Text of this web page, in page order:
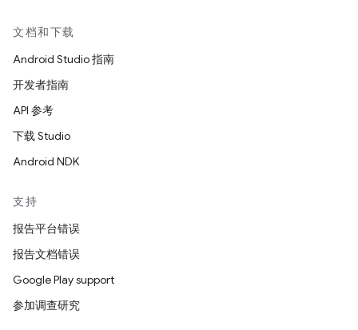
文档和下载
Android Studio 指南
开发者指南
API 参考
下载 Studio
Android NDK
支持
报告平台错误
报告文档错误
Google Play support
参加调查研究